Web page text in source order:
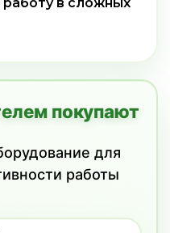
в сложных
покупают
для
работы